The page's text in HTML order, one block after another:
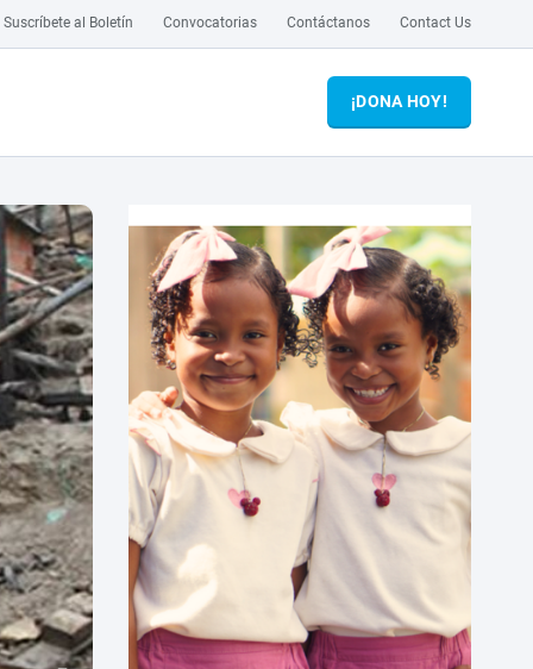
Suscríbete al Boletín Convocatorias Contáctanos Contact Us
¡DONA HOY!